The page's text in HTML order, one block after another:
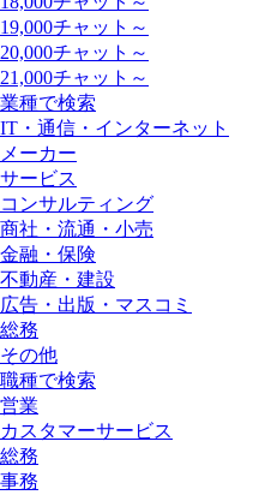
19,000チャット～
20,000チャット～
21,000チャット～
業種で検索
IT・通信・インターネット
メーカー
サービス
コンサルティング
商社・流通・小売
金融・保険
不動産・建設
広告・出版・マスコミ
総務
その他
職種で検索
営業
カスタマーサービス
総務
事務